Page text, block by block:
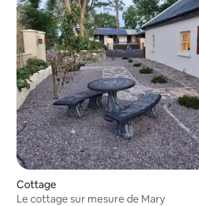
Cottage
Le cottage sur mesure de Mary